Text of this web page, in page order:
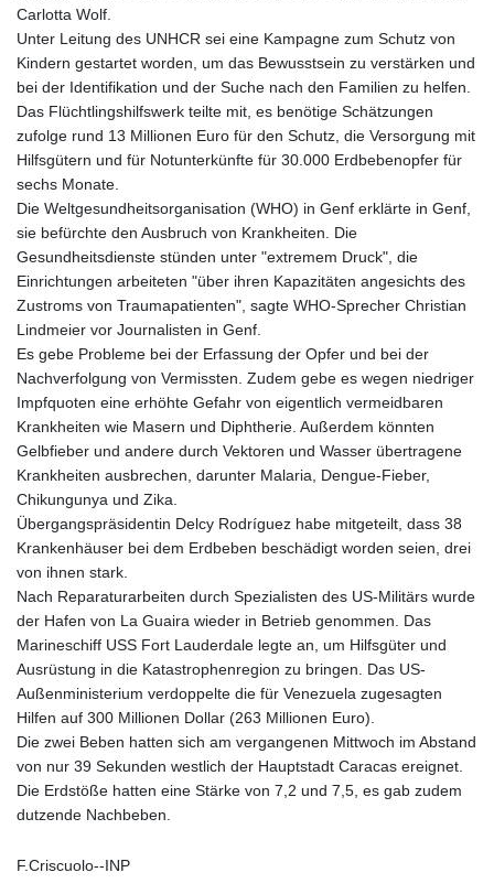
Carlotta Wolf.
Unter Leitung des UNHCR sei eine Kampagne zum Schutz von
Kindern gestartet worden, um das Bewusstsein zu verstärken und
bei der Identifikation und der Suche nach den Familien zu helfen.
Das Flüchtlingshilfswerk teilte mit, es benötige Schätzungen
zufolge rund 13 Millionen Euro für den Schutz, die Versorgung mit
Hilfsgütern und für Notunterkünfte für 30.000 Erdbebenopfer für
sechs Monate.
Die Weltgesundheitsorganisation (WHO) in Genf erklärte in Genf,
sie befürchte den Ausbruch von Krankheiten. Die
Gesundheitsdienste stünden unter "extremem Druck", die
Einrichtungen arbeiteten "über ihren Kapazitäten angesichts des
Zustroms von Traumapatienten", sagte WHO-Sprecher Christian
Lindmeier vor Journalisten in Genf.
Es gebe Probleme bei der Erfassung der Opfer und bei der
Nachverfolgung von Vermissten. Zudem gebe es wegen niedriger
Impfquoten eine erhöhte Gefahr von eigentlich vermeidbaren
Krankheiten wie Masern und Diphtherie. Außerdem könnten
Gelbfieber und andere durch Vektoren und Wasser übertragene
Krankheiten ausbrechen, darunter Malaria, Dengue-Fieber,
Chikungunya und Zika.
Übergangspräsidentin Delcy Rodríguez habe mitgeteilt, dass 38
Krankenhäuser bei dem Erdbeben beschädigt worden seien, drei
von ihnen stark.
Nach Reparaturarbeiten durch Spezialisten des US-Militärs wurde
der Hafen von La Guaira wieder in Betrieb genommen. Das
Marineschiff USS Fort Lauderdale legte an, um Hilfsgüter und
Ausrüstung in die Katastrophenregion zu bringen. Das US-
Außenministerium verdoppelte die für Venezuela zugesagten
Hilfen auf 300 Millionen Dollar (263 Millionen Euro).
Die zwei Beben hatten sich am vergangenen Mittwoch im Abstand
von nur 39 Sekunden westlich der Hauptstadt Caracas ereignet.
Die Erdstöße hatten eine Stärke von 7,2 und 7,5, es gab zudem
dutzende Nachbeben.
F.Criscuolo--INP